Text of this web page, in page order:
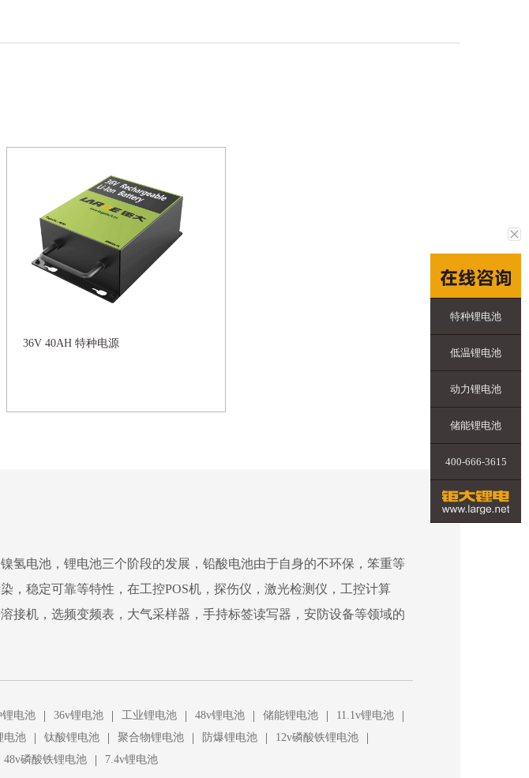
36V 40AH 特种电源
氢电池，锂电池三个阶段的发展，铅酸电池由于自身的不环保，笨重等
，稳定可靠等特性，在工控POS机，探伤仪，激光检测仪，工控计算
接机，选频变频表，大气采样器，手持标签读写器，安防设备等领域的
锂电池 | 36v锂电池 | 工业锂电池 | 48v锂电池 | 储能锂电池 | 11.1v锂电池 |
电池 | 钛酸锂电池 | 聚合物锂电池 | 防爆锂电池 | 12v磷酸铁锂电池 |
48v磷酸铁锂电池 | 7.4v锂电池
特种锂电池
低温锂电池
动力锂电池
储能锂电池
400-666-3615